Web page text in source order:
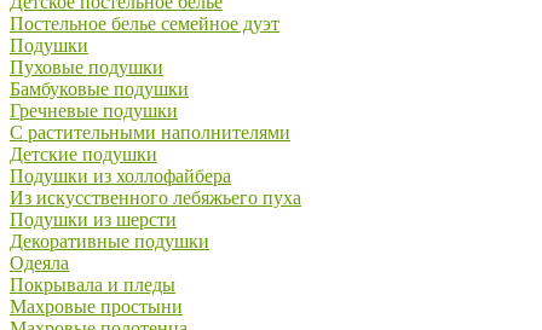
Постельное белье семейное дуэт
Подушки
Пуховые подушки
Бамбуковые подушки
Гречневые подушки
С растительными наполнителями
Детские подушки
Подушки из холлофайбера
Из искусственного лебяжьего пуха
Подушки из шерсти
Декоративные подушки
Одеяла
Покрывала и пледы
Махровые простыни